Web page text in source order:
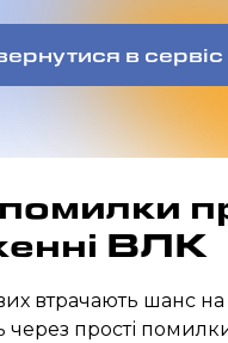
в сервіс
ВЛК
втрачають шанс на
через прості